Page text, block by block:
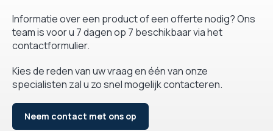
Informatie over een product of een offerte nodig? Ons
team is voor u 7 dagen op 7 beschikbaar via het
contactformulier.
Kies de reden van uw vraag en één van onze
specialisten zal u zo snel mogelijk contacteren.
Neem contact met ons op